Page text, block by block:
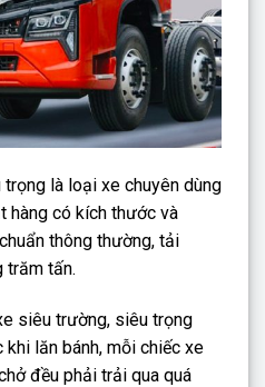
là loại xe chuyên dùng
hàng có kích thước và
thông thường, tải
trăm tấn.
siêu trường, siêu trọng
lăn bánh, mỗi chiếc xe
đều phải trải qua quá